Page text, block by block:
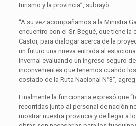
turismo y la provincia”, subrayò.
“A su vez acompañamos a la Ministra
encuentro con el Sr. Begué, que tiene la
Castor, para dialogar acerca de la
un futuro una nueva entrada al
invernal evaluando un ingreso seguro
inconvenientes que tenemos cuando
costado de la Ruta Nacional N°3”,
Finalmente la funcionaria expresó que
recorridas junto al personal de nación
mostrar nuestra provincia y de llegar a